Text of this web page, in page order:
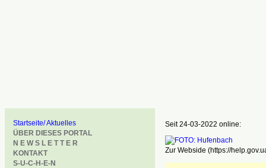
Startseite/ Aktuelles
ÜBER DIESES PORTAL
N E W S L E T T E R
KONTAKT
S-U-C-H-E-N
Seit 24-03-2022 online:
Zur Webside (https://